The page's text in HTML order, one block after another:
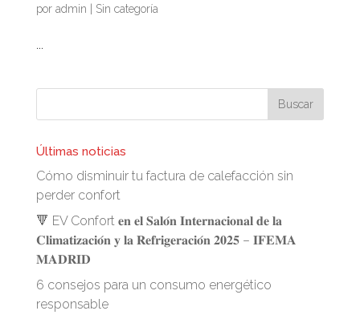
por admin Sin categoría
...
Últimas noticias
Cómo disminuir tu factura de calefacción sin
perder confort
🔻 EV Confort 𝐞𝐧 𝐞𝐥 𝐒𝐚𝐥𝐨́𝐧 𝐈𝐧𝐭𝐞𝐫𝐧𝐚𝐜𝐢𝐨𝐧𝐚𝐥 𝐝𝐞 𝐥𝐚
𝐂𝐥𝐢𝐦𝐚𝐭𝐢𝐳𝐚𝐜𝐢𝐨́𝐧 𝐲 𝐥𝐚 𝐑𝐞𝐟𝐫𝐢𝐠𝐞𝐫𝐚𝐜𝐢𝐨́𝐧 𝟐𝟎𝟐𝟓 – 𝐈𝐅𝐄𝐌𝐀
𝐌𝐀𝐃𝐑𝐈𝐃
6 consejos para un consumo energético
responsable